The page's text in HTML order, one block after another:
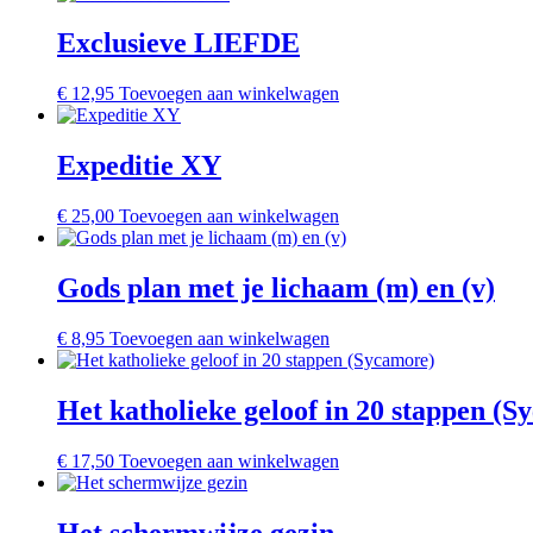
Exclusieve LIEFDE
€ 12,95 Toevoegen aan winkelwagen
Expeditie XY
€ 25,00 Toevoegen aan winkelwagen
Gods plan met je lichaam (m) en (v)
€ 8,95 Toevoegen aan winkelwagen
Het katholieke geloof in 20 stappen
€ 17,50 Toevoegen aan winkelwagen